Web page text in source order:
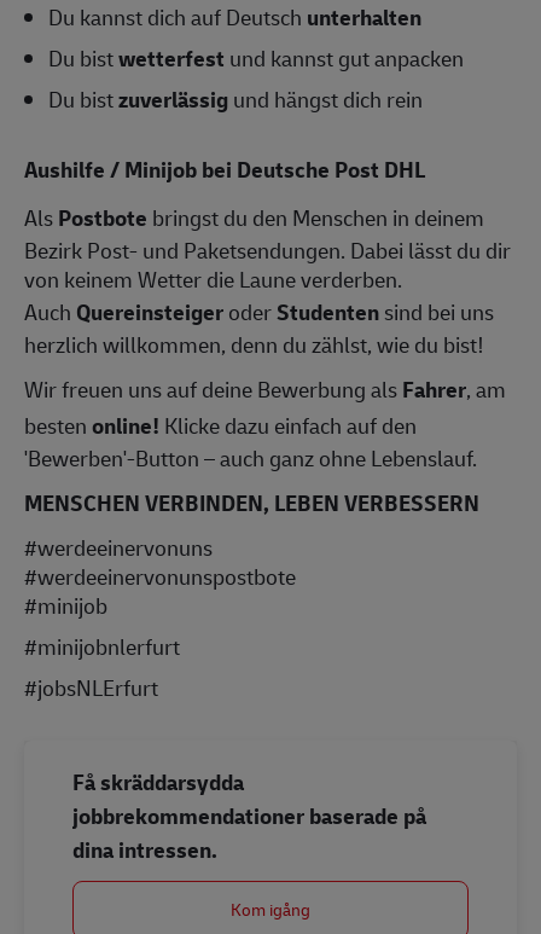
Du kannst dich auf Deutsch unterhalten
Du bistwetterfest und kannst gut anpacken
Du bistzuverlässigund hängst dich rein
Aushilfe / Minijob bei Deutsche Post DHL
AlsPostbote bringst du den Menschen in deinem
Bezirk Post- und Paketsendungen. Dabei lässt du dir
von keinem Wetter die Laune verderben.
Auch QuereinsteigeroderStudentensind bei uns
herzlich willkommen, denn du zählst, wie du bist!
Wir freuen uns auf deine Bewerbung alsFahrer, am
bestenonline! Klicke dazu einfach auf den
'Bewerben'-Button – auch ganz ohne Lebenslauf.
MENSCHEN VERBINDEN, LEBEN VERBESSERN
#werdeeinervonuns
#werdeeinervonunspostbote
#minijob
#minijobnlerfurt
#jobsNLErfurt
Få skräddarsydda
jobbrekommendationer baserade på
dina intressen.
Kom igång